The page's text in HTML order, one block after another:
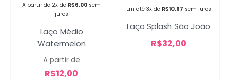
A partir de 2x de R$6,00 sem
juros
Laço Médio
Watermelon
A partir de
R$12,00
Em até 3x de R$10,67 sem juros
Laço Splash São João
R$32,00